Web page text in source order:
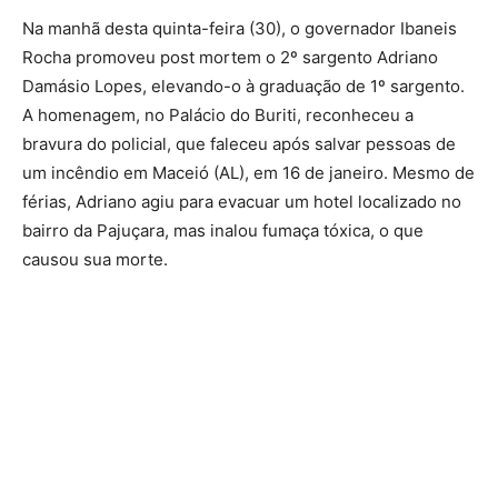
Na manhã desta quinta-feira (30), o governador Ibaneis
Rocha promoveu post mortem o 2º sargento Adriano
Damásio Lopes, elevando-o à graduação de 1º sargento.
A homenagem, no Palácio do Buriti, reconheceu a
bravura do policial, que faleceu após salvar pessoas de
um incêndio em Maceió (AL), em 16 de janeiro. Mesmo de
férias, Adriano agiu para evacuar um hotel localizado no
bairro da Pajuçara, mas inalou fumaça tóxica, o que
causou sua morte.